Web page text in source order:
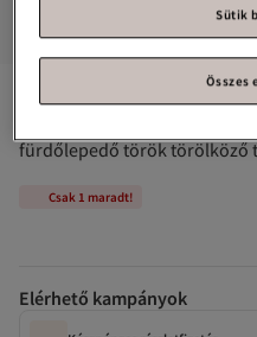
fürdőlepedő török törölköző
Csak 1 maradt!
Elérhető kampányok
Sütik
Összes